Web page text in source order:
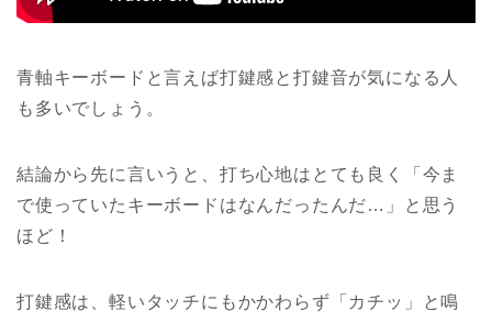
青軸キーボードと言えば打鍵感と打鍵音が気になる人
も多いでしょう。
結論から先に言いうと、打ち心地はとても良く「今ま
で使っていたキーボードはなんだったんだ…」と思う
ほど！
打鍵感は、軽いタッチにもかかわらず「カチッ」と鳴